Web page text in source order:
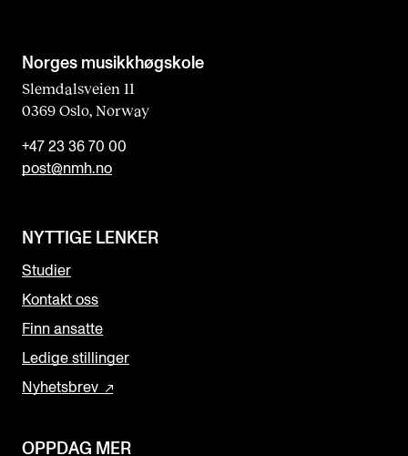
Norges musikk­høgskole
Slemdalsveien 11
0369 Oslo, Norway
+47 23 36 70 00
post@nmh.no
NYTTIGE LENKER
Studier
Kontakt oss
Finn ansatte
Ledige stillinger
Nyhetsbrev
OPPDAG MER